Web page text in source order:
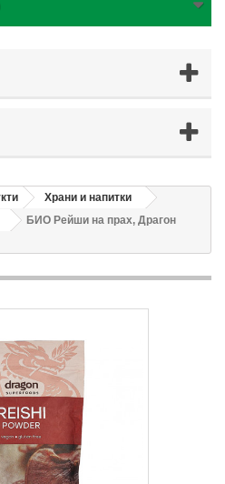
Храни и напитки
БИО Рейши на прах, Драгон